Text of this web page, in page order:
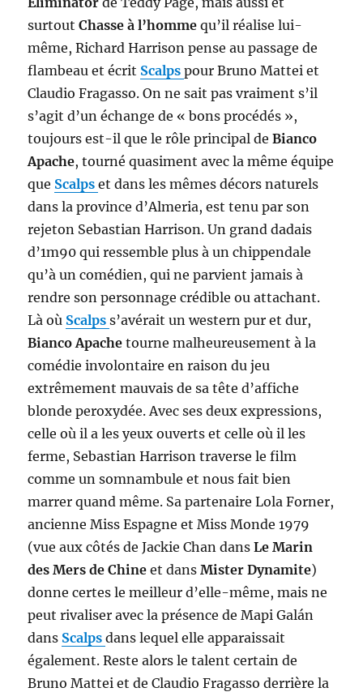
surtoutChasse à l’homme qu’il réalise lui-
même, Richard Harrison pense au passage de
flambeau et écrit Scalpspour Bruno Mattei et
Claudio Fragasso. On ne sait pas vraiment s’il
s’agit d’un échange de « bons procédés »,
toujours est-il que le rôle principal deBianco
Apache, tourné quasiment avec la même équipe
que Scalps et dans les mêmes décors naturels
dans la province d’Almeria, est tenu par son
rejeton Sebastian Harrison. Un grand dadais
d’1m90 qui ressemble plus à un chippendale
qu’à un comédien, qui ne parvient jamais à
rendre son personnage crédible ou attachant.
Là où Scalps s’avérait un western pur et dur,
Bianco Apache tourne malheureusement à la
comédie involontaire en raison du jeu
extrêmement mauvais de sa tête d’affiche
blonde peroxydée. Avec ses deux expressions,
celle où il a les yeux ouverts et celle où il les
ferme, Sebastian Harrison traverse le film
comme un somnambule et nous fait bien
marrer quand même. Sa partenaire Lola Forner,
ancienne Miss Espagne et Miss Monde 1979
(vue aux côtés de Jackie Chan dansLe Marin
des Mers de Chineet dansMister Dynamite)
donne certes le meilleur d’elle-même, mais ne
peut rivaliser avec la présence de Mapi Galán
dans Scalps dans lequel elle apparaissait
également. Reste alors le talent certain de
Bruno Mattei et de Claudio Fragasso derrière la